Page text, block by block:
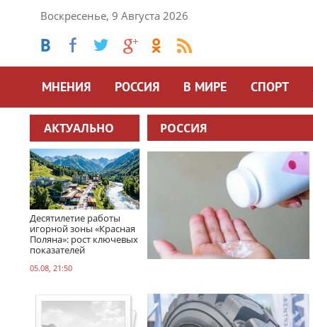
Воскресенье, 9 Августа 2026
МНЕНИЯ РОССИЯ В МИРЕ СПОРТ
АКТУАЛЬНО
Десятилетие работы
игорной зоны «Красная
Поляна»: рост ключевых
показателей
05.08, 21:50
РОССИЯ